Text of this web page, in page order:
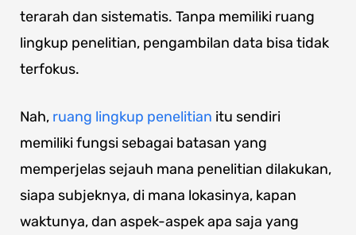
terarah dan sistematis. Tanpa memiliki ruang
lingkup penelitian, pengambilan data bisa tidak
terfokus.
Nah, ruang lingkup penelitian itu sendiri
memiliki fungsi sebagai batasan yang
memperjelas sejauh mana penelitian dilakukan,
siapa subjeknya, di mana lokasinya, kapan
waktunya, dan aspek-aspek apa saja yang